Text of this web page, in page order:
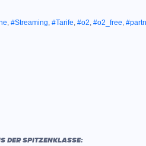
, #Streaming, #Tarife, #o2, #o2_free,
DER SPITZENKLASSE: